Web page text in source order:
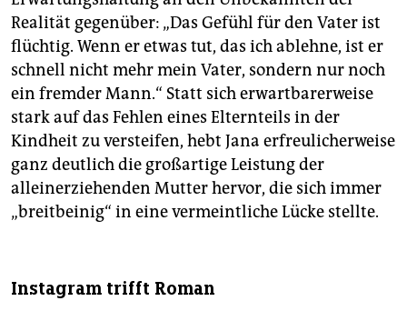
Realität gegenüber: „Das Gefühl für den Vater ist
flüchtig. Wenn er etwas tut, das ich ablehne, ist er
schnell nicht mehr mein Vater, sondern nur noch
ein fremder Mann.“ Statt sich erwartbarerweise
stark auf das Fehlen eines Elternteils in der
Kindheit zu versteifen, hebt Jana er­freulicherweise
ganz deutlich die großartige Leistung der
alleinerziehenden Mutter hervor, die sich immer
„breitbeinig“ in eine vermeintliche Lücke stellte.
Instagram trifft Roman